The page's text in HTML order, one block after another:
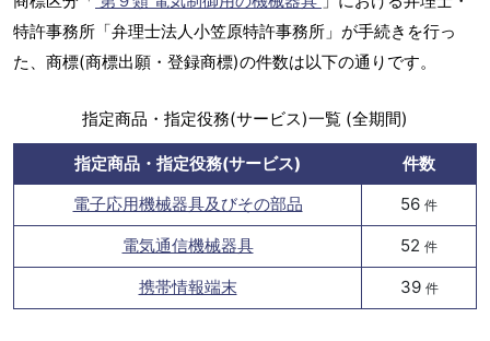
特許事務所「弁理士法人小笠原特許事務所」が手続きを行っ
た、商標(商標出願・登録商標)の件数は以下の通りです。
指定商品・指定役務(サービス)一覧 (全期間)
指定商品・指定役務(サービス)
件数
電子応用機械器具及びその部品
56 件
電気通信機械器具 52 件
携帯情報端末 39 件